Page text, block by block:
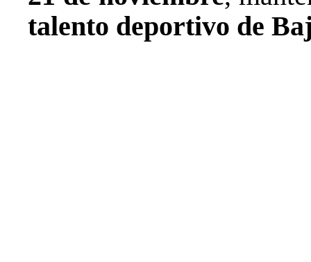
talento deportivo de